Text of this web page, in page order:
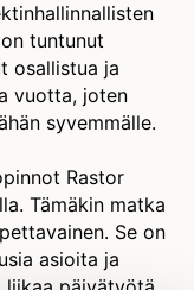
tuntunut
osallistua ja
vuotta, joten
syvemmälle.
Rastor
Tämäkin matka
Se on
asioita ja